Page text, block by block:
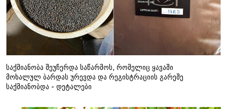
საქმიანობა შეუჩერდა საწარმოს, რომელიც ყავაში
მოხალულ ბარდას ურევდა და რეგისტრაციის გარეშე
საქმიანობდა - დეტალები